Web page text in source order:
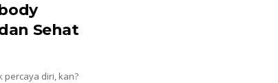
Sehat
percaya diri, kan?